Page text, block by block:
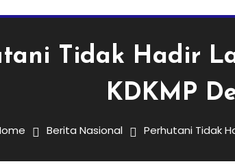
Tidak Hadir
KDKMP
Berita Nasional Perhutani Tidak
Berita Jawa